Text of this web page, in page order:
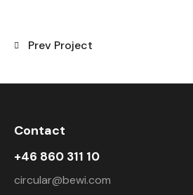
Prev Project
Contact
+46 860 311 10
circular@bewi.com